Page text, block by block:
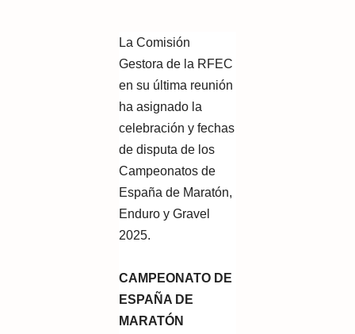
La Comisión
Gestora de la RFEC
en su última reunión
ha asignado la
celebración y fechas
de disputa de los
Campeonatos de
España de Maratón,
Enduro y Gravel
2025.
CAMPEONATO DE
ESPAÑA DE
MARATÓN